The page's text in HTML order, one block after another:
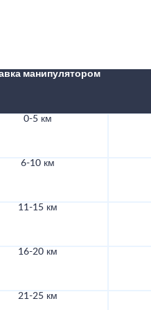
манипулятором
0-5 км
6-10 км
11-15 км
16-20 км
21-25 км